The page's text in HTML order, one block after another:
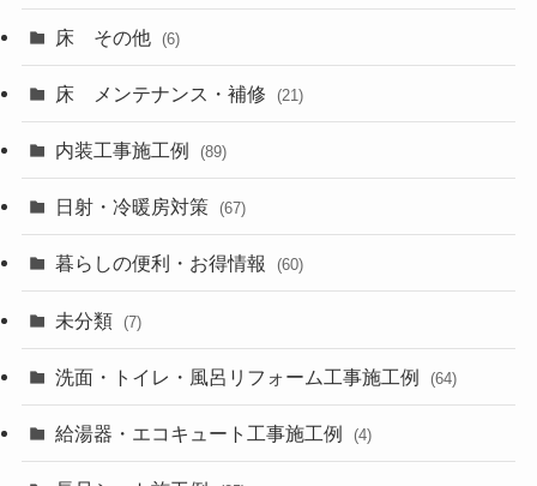
床 その他 (6)
床 メンテナンス・補修 (21)
内装工事施工例 (89)
日射・冷暖房対策 (67)
暮らしの便利・お得情報 (60)
未分類 (7)
洗面・トイレ・風呂リフォーム工事施工例 (64)
給湯器・エコキュート工事施工例 (4)